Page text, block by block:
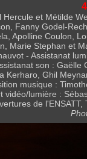
Hercule et Métilde
Fanny Godel-
Apolline Coulon,
Marie Stephan et
- Assistanat
son :
Kerharo, Ghil
musique :
lumière :
de